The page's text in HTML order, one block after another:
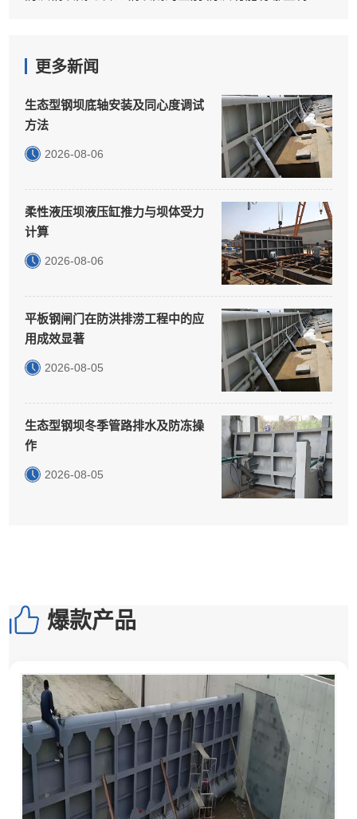
更多新闻
生态型钢坝底轴安装及同心度调试
方法
2026-08-06
柔性液压坝液压缸推力与坝体受力
计算
2026-08-06
平板钢闸门在防洪排涝工程中的应
用成效显著
2026-08-05
生态型钢坝冬季管路排水及防冻操
作
2026-08-05
爆款产品